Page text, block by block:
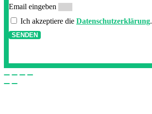
Email eingeben
Ich akzeptiere die Datenschutzerklärung.
SENDEN